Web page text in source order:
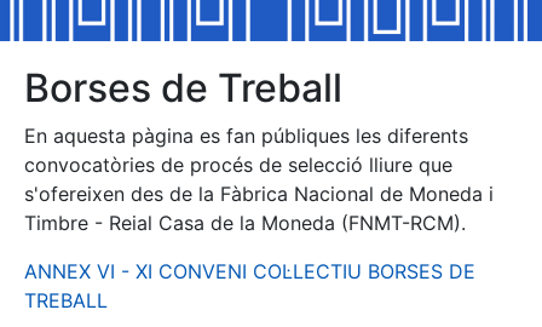
Mostra/Amaga
Mostra/Amaga
Mostra/Amaga
Borses de Treball
En aquesta pàgina es fan públiques les diferents
convocatòries de procés de selecció lliure que
s'ofereixen des de la Fàbrica Nacional de Moneda i
Timbre - Reial Casa de la Moneda (FNMT-RCM).
ANNEX VI - XI CONVENI COL·LECTIU BORSES DE
TREBALL